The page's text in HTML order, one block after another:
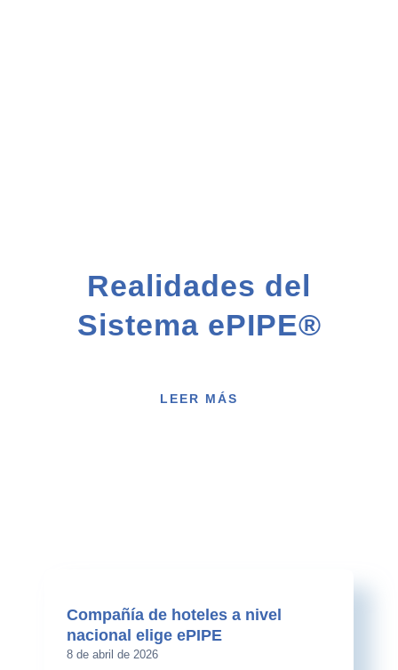
Realidades del
Sistema ePIPE®
LEER MÁS
Compañía de hoteles a nivel
nacional elige ePIPE
8 de abril de 2026